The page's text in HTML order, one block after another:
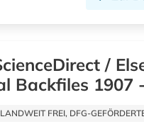
elektronisches buch (19)
elektronisches publizieren (2)
elektrooptik (1)
elektrotechnik (6)
/
Backfiles 1907
FREI, DFG-